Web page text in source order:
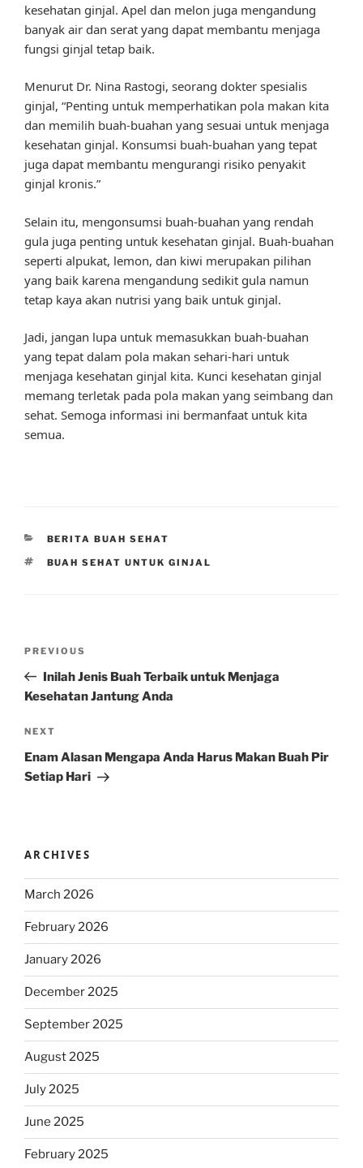
kesehatan ginjal. Apel dan melon juga mengandung
banyak air dan serat yang dapat membantu menjaga
fungsi ginjal tetap baik.
Menurut Dr. Nina Rastogi, seorang dokter spesialis
ginjal, “Penting untuk memperhatikan pola makan kita
dan memilih buah-buahan yang sesuai untuk menjaga
kesehatan ginjal. Konsumsi buah-buahan yang tepat
juga dapat membantu mengurangi risiko penyakit
ginjal kronis.”
Selain itu, mengonsumsi buah-buahan yang rendah
gula juga penting untuk kesehatan ginjal. Buah-buahan
seperti alpukat, lemon, dan kiwi merupakan pilihan
yang baik karena mengandung sedikit gula namun
tetap kaya akan nutrisi yang baik untuk ginjal.
Jadi, jangan lupa untuk memasukkan buah-buahan
yang tepat dalam pola makan sehari-hari untuk
menjaga kesehatan ginjal kita. Kunci kesehatan ginjal
memang terletak pada pola makan yang seimbang dan
sehat. Semoga informasi ini bermanfaat untuk kita
semua.
CATEGORIES
BERITA BUAH SEHAT
TAGS
BUAH SEHAT UNTUK GINJAL
Previous
Post
PREVIOUS
Inilah Jenis Buah Terbaik untuk Menjaga
Kesehatan Jantung Anda
Next
Post
NEXT
Enam Alasan Mengapa Anda Harus Makan Buah Pir
Setiap Hari
ARCHIVES
March 2026
February 2026
January 2026
December 2025
September 2025
August 2025
July 2025
June 2025
February 2025